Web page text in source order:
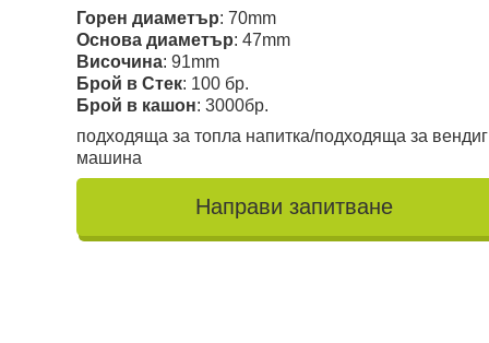
Горен диаметър: 70mm
Основа диаметър: 47mm
Височина: 91mm
Брой в Стек: 100 бр.
Брой в кашон: 3000бр.
подходяща за топла напитка/подходяща за вендиг
машина